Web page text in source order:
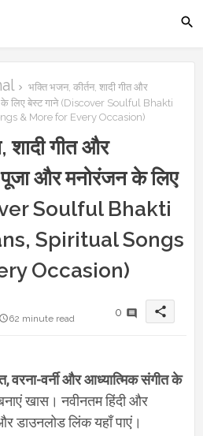
भक्ति भजन, कीर्तन, शादी गीत और
के लिए बेस्ट गाने (Discover Soulful Bhakti
& More for Every Occasion)
शादी गीत और
और मनोरंजन के लिए
Soulful Bhakti
Spiritual Songs
Occasion)
62 minute read 0 share
,वरना-वर्नी और आध्यात्मिक संगीत के
खास। नवीनतम हिंदी और
डाउनलोड लिंक यहाँ पाएं।